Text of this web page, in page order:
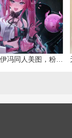
明日方舟终末地伊冯同人美图，粉毛恶魔伊冯